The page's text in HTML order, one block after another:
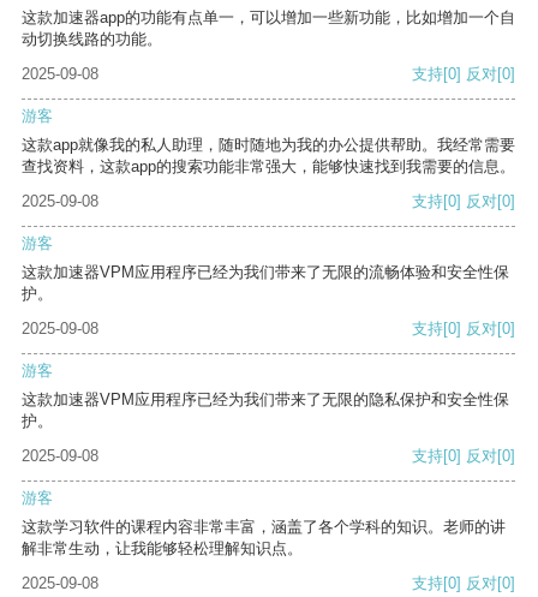
这款加速器app的功能有点单一，可以增加一些新功能，比如增加一个自
动切换线路的功能。
2025-09-08
支持[0] 反对[0]
游客
这款app就像我的私人助理，随时随地为我的办公提供帮助。我经常需要
查找资料，这款app的搜索功能非常强大，能够快速找到我需要的信息。
2025-09-08
支持[0] 反对[0]
游客
这款加速器VPM应用程序已经为我们带来了无限的流畅体验和安全性保
护。
2025-09-08
支持[0] 反对[0]
游客
这款加速器VPM应用程序已经为我们带来了无限的隐私保护和安全性保
护。
2025-09-08
支持[0] 反对[0]
游客
这款学习软件的课程内容非常丰富，涵盖了各个学科的知识。老师的讲
解非常生动，让我能够轻松理解知识点。
2025-09-08
支持[0] 反对[0]